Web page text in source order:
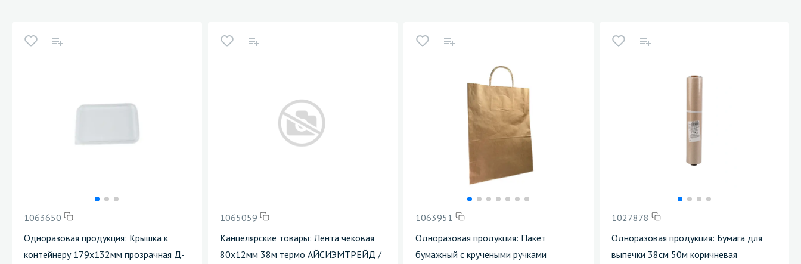
1063650
Одноразовая продукция: Крышка к
контейнеру 179х132мм прозрачная Д-
1065059
Канцелярские товары: Лента чековая
80х12мм 38м термо АЙСИЭМТРЕЙД /
1063951
Одноразовая продукция: Пакет
бумажный с кручеными ручками
1027878
Одноразовая продукция: Бумага для
выпечки 38см 50м коричневая